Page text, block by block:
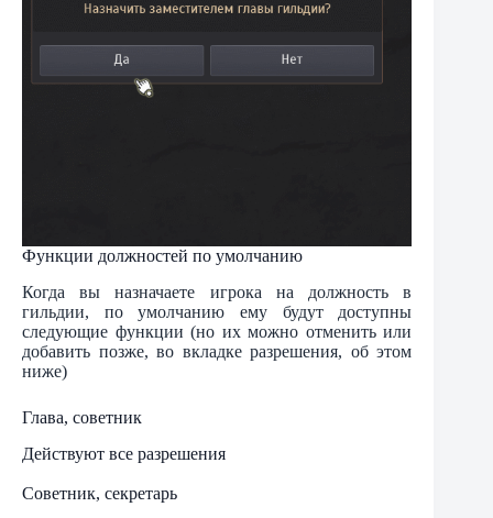
Функции должностей по умолчанию
Когда вы назначаете игрока на должность в
гильдии, по умолчанию ему будут доступны
следующие функции (но их можно отменить или
добавить позже, во вкладке разрешения, об этом
ниже)
Глава, советник
Действуют все разрешения
Советник, секретарь